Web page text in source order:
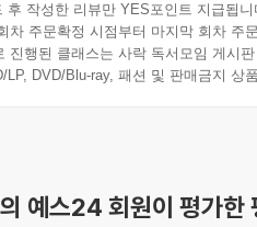
후 작성한 리뷰만 YES포인트 지급됩니
차 주문확정 시점부터 마지막 회차 주
진행된 클래스는 사락 독서모임 게시
LP, DVD/Blu-ray, 패션 및 판매금지 상
예스24 회원이 평가한